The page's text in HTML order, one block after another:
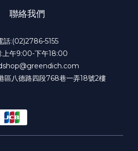
聯絡我們
話:(02)2786-5155
上午9:00-下午18:00
區八德路四段768巷一弄18號2樓